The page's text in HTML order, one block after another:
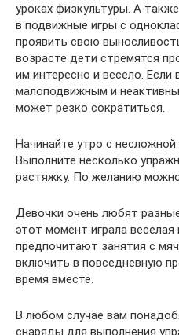
уроках физкультуры. А
в подвижные игры с
проявить свою
возрасте дети стремятся
им интересно и весело. Если
малоподвижным и
может резко сократиться.
Начинайте утро с
Выполните несколько
растяжку. По желанию
Девочки очень любят
этот момент играла
предпочитают занятия с
включить в повседневную
время вместе.
В любом случае вам
снаряды для выполнения